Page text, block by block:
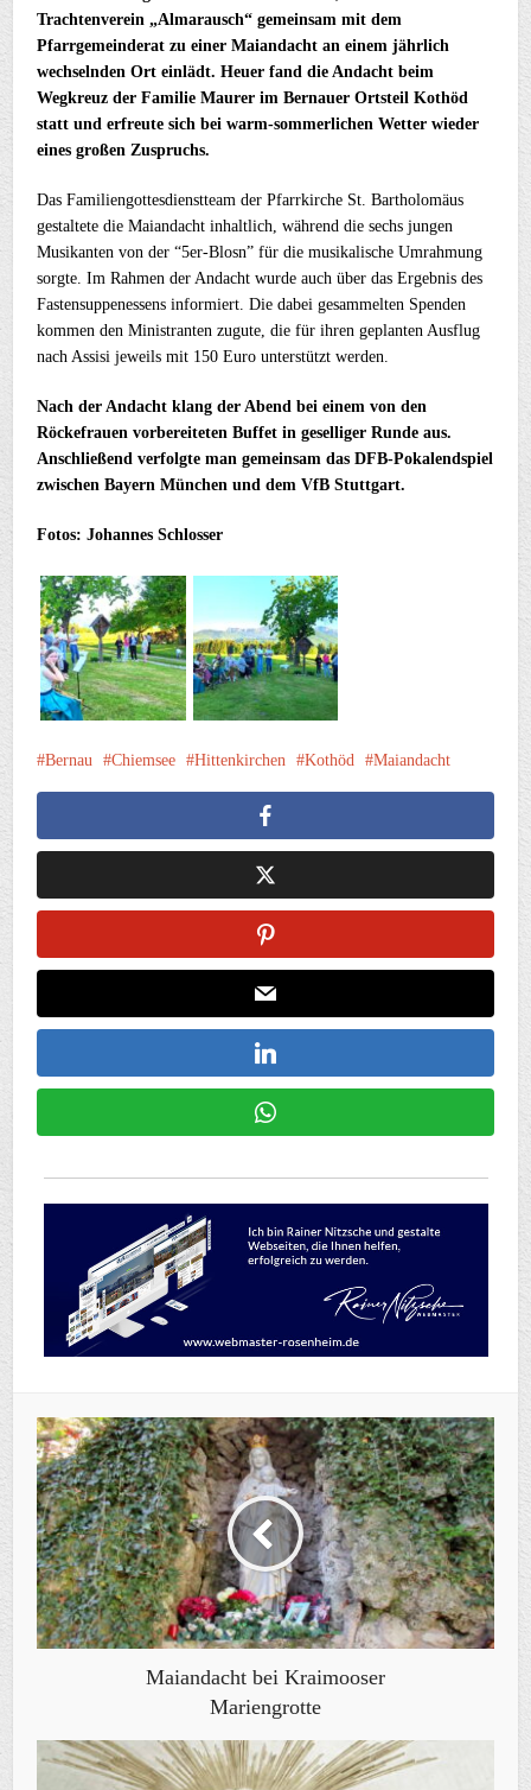
Trachtenverein „Almarausch“ gemeinsam mit dem
Pfarrgemeinderat zu einer Maiandacht an einem jährlich
wechselnden Ort einlädt. Heuer fand die Andacht beim
Wegkreuz der Familie Maurer im Bernauer Ortsteil Kothöd
statt und erfreute sich bei warm-sommerlichen Wetter wieder
eines großen Zuspruchs.
Das Familiengottesdienstteam der Pfarrkirche St. Bartholomäus
gestaltete die Maiandacht inhaltlich, während die sechs jungen
Musikanten von der “5er-Blosn” für die musikalische Umrahmung
sorgte. Im Rahmen der Andacht wurde auch über das Ergebnis des
Fastensuppenessens informiert. Die dabei gesammelten Spenden
kommen den Ministranten zugute, die für ihren geplanten Ausflug
nach Assisi jeweils mit 150 Euro unterstützt werden.
Nach der Andacht klang der Abend bei einem von den
Röckefrauen vorbereiteten Buffet in geselliger Runde aus.
Anschließend verfolgte man gemeinsam das DFB-Pokalendspiel
zwischen Bayern München und dem VfB Stuttgart.
Fotos: Johannes Schlosser
Bernau Chiemsee Hittenkirchen Kothöd Maiandacht
Maiandacht bei Kraimooser
Mariengrotte